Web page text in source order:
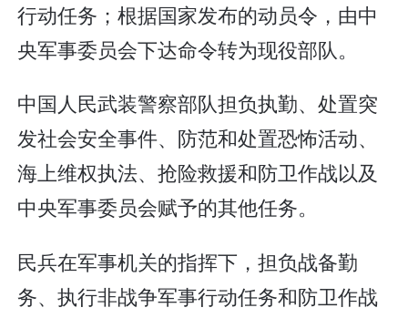
行动任务；根据国家发布的动员令，由中
央军事委员会下达命令转为现役部队。
中国人民武装警察部队担负执勤、处置突
发社会安全事件、防范和处置恐怖活动、
海上维权执法、抢险救援和防卫作战以及
中央军事委员会赋予的其他任务。
民兵在军事机关的指挥下，担负战备勤
务、执行非战争军事行动任务和防卫作战